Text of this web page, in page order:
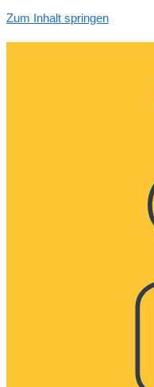
Zum Inhalt springen